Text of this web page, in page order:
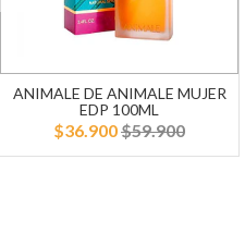
ANIMALE DE ANIMALE MUJER
EDP 100ML
$36.900$59.900